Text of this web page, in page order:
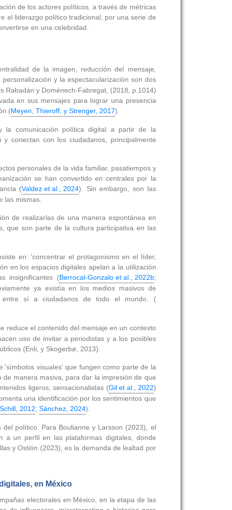
de los actores políticos, a través de métricas
el liderazgo político tradicional, por una serie de
en una celebridad.
de la imagen, reducción del mensaje,
y la espectacularización son dos
Rabadán y Doménech-Fabregat, (2018, p.1014)
en sus mensajes para lograr una presencia
(Meyen, Thieroff, y Strenger, 2017).
la comunicación política digital a partir de la
conectan con los ciudadanos, principalmente
personales de la vida familiar, pasatiempos y
se han convertido en centrales por la
(Valdez et al., 2024). Sin embargo, son las
las mismas.
de realizarlas de una manera espontánea en
que son parte de la cultura participativa en las
en: 'concentrar el protagonismo en el líder,
en los espacios digitales apelan a la utilización
insignificantes (Berrocal-Gonzalo et al., 2022b;
ya existía en los medios masivos de
entre sí a ciudadanos de todo el mundo. (
reduce el contenido del mensaje en un contexto
uso de invitar a periodistas y a los posibles
(Enli, y Skogerbø, 2013).
'símbolos visuales' que fungen como parte de la
manera masiva, para dar la impresión de que
ligeros, sensacionalistas (Gil et al., 2022)
una identificación por los sentimientos que
2012; Sánchez, 2024).
político. Para Boulianne y Larsson (2023), el
a un perfil en las plataformas digitales, donde
y Ostión (2023), es la demanda de lealtad por
en México
electorales en México, en la etapa de las